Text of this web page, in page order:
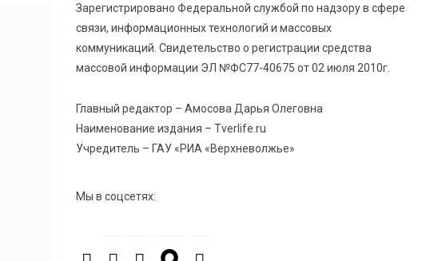
Рынок труда 2026: где в Тверской области самые
высокие зарплаты и как изменились доходы
Водителям автобусов в Тверской области
компенсируют ипотеку
Зарегистрировано Федеральной службой по надзору в сфере
связи, информационных технологий и массовых
коммуникаций. Свидетельство о регистрации средства
массовой информации ЭЛ №ФС77-40675 от 02 июля 2010г.
Главный редактор – Амосова Дарья Олеговна
Наименование издания – Tverlife.ru
Учредитель – ГАУ «РИА «Верхневолжье»
Мы в соцсетях: